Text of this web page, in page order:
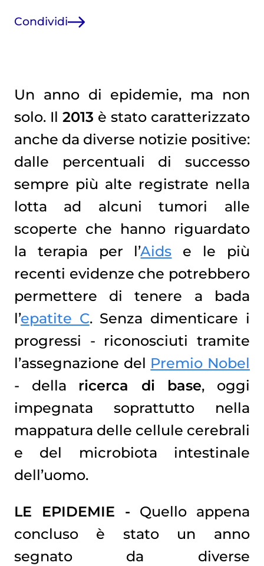
Condividi
Un anno di epidemie, ma non
solo. Il 2013 è stato caratterizzato
anche da diverse notizie positive:
dalle percentuali di successo
sempre più alte registrate nella
lotta ad alcuni tumori alle
scoperte che hanno riguardato
la terapia per l’Aids e le più
recenti evidenze che potrebbero
permettere di tenere a bada
l’epatite C. Senza dimenticare i
progressi - riconosciuti tramite
l’assegnazione del Premio Nobel
- della ricerca di base, oggi
impegnata soprattutto nella
mappatura delle cellule cerebrali
e del microbiota intestinale
dell’uomo.
LE EPIDEMIE - Quello appena
concluso è stato un anno
segnato da diverse